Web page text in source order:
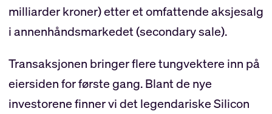
milliarder kroner) etter et omfattende aksjesalg
i annenhåndsmarkedet (secondary sale).
Transaksjonen bringer flere tungvektere inn på
eiersiden for første gang. Blant de nye
investorene finner vi det legendariske Silicon